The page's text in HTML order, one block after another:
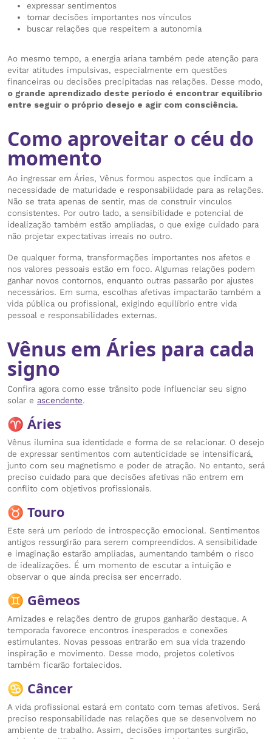
expressar sentimentos
tomar decisões importantes nos vínculos
buscar relações que respeitem a autonomia
Ao mesmo tempo, a energia ariana também pede atenção para
evitar atitudes impulsivas, especialmente em questões
financeiras ou decisões precipitadas nas relações. Desse modo,
o grande aprendizado deste período é encontrar equilíbrio
entre seguir o próprio desejo e agir com consciência.
Como aproveitar o céu do
momento
Ao ingressar em Áries, Vênus formou aspectos que indicam a
necessidade de maturidade e responsabilidade para as relações.
Não se trata apenas de sentir, mas de construir vínculos
consistentes. Por outro lado, a sensibilidade e potencial de
idealização também estão ampliadas, o que exige cuidado para
não projetar expectativas irreais no outro.
De qualquer forma, transformações importantes nos afetos e
nos valores pessoais estão em foco. Algumas relações podem
ganhar novos contornos, enquanto outras passarão por ajustes
necessários. Em suma, escolhas afetivas impactarão também a
vida pública ou profissional, exigindo equilíbrio entre vida
pessoal e responsabilidades externas.
Vênus em Áries para cada
signo
Confira agora como esse trânsito pode influenciar seu signo
solar e ascendente.
♈ Áries
Vênus ilumina sua identidade e forma de se relacionar. O desejo
de expressar sentimentos com autenticidade se intensificará,
junto com seu magnetismo e poder de atração. No entanto, será
preciso cuidado para que decisões afetivas não entrem em
conflito com objetivos profissionais.
♉ Touro
Este será um período de introspecção emocional. Sentimentos
antigos ressurgirão para serem compreendidos. A sensibilidade
e imaginação estarão ampliadas, aumentando também o risco
de idealizações. É um momento de escutar a intuição e
observar o que ainda precisa ser encerrado.
♊ Gêmeos
Amizades e relações dentro de grupos ganharão destaque. A
temporada favorece encontros inesperados e conexões
estimulantes. Novas pessoas entrarão em sua vida trazendo
inspiração e movimento. Desse modo, projetos coletivos
também ficarão fortalecidos.
♋ Câncer
A vida profissional estará em contato com temas afetivos. Será
preciso responsabilidade nas relações que se desenvolvem no
ambiente de trabalho. Assim, decisões importantes surgirão,